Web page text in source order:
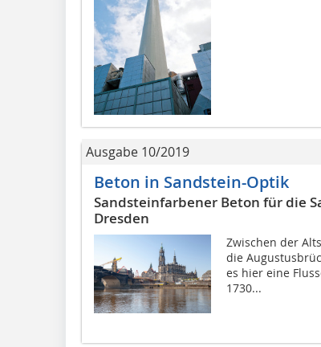
Ausgabe 10/2019
Beton in Sandstein-Optik
Sandsteinfarbener Beton für die
Dresden
Zwischen der
die
es hier eine
1730...